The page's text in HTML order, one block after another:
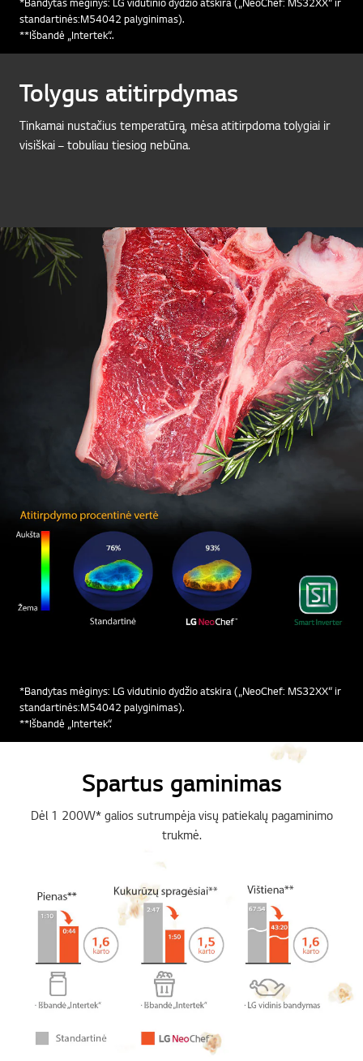
standartinės:M54042 palyginimas).
**Išbandė „Intertek“..
Tolygus atitirpdymas
Tinkamai nustačius temperatūrą, mėsa atitirpdoma tolygiai ir
visiškai – tobuliau tiesiog nebūna.
*Bandytas mėginys: LG vidutinio dydžio atskira („NeoChef: MS32XX“ ir
standartinės:M54042 palyginimas).
**Išbandė „Intertek“.
Spartus gaminimas
Dėl 1 200W* galios sutrumpėja visų patiekalų pagaminimo
trukmė.